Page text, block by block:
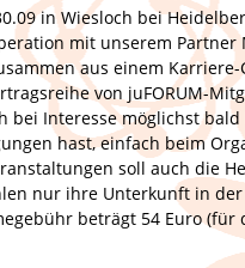
in Wiesloch bei
mit unserem Partner
aus einem
von juFORUM-
bei Interesse möglichst
hast, einfach beim
soll auch die
nur ihre Unterkunft in
beträgt 54 Euro (für